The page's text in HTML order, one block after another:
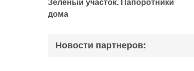
Зеленый участок. Папоротники
дома
Новости партнеров: